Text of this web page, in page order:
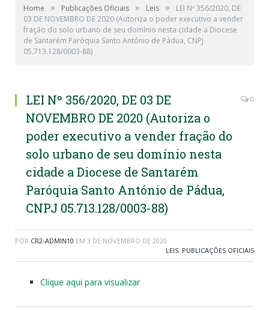
Home » Publicações Oficiais » Leis »
LEI Nº 356/2020, DE
03 DE NOVEMBRO DE 2020 (Autoriza o poder executivo a vender
fração do solo urbano de seu domínio nesta cidade a Diocese
de Santarém Paróquia Santo António de Pádua, CNPJ
05.713.128/0003-88)
LEI Nº 356/2020, DE 03 DE
NOVEMBRO DE 2020 (Autoriza o
poder executivo a vender fração do
solo urbano de seu domínio nesta
cidade a Diocese de Santarém
Paróquia Santo António de Pádua,
CNPJ 05.713.128/0003-88)
0
POR CR2-ADMIN10 EM 3 DE NOVEMBRO DE 2020
LEIS, PUBLICAÇÕES OFICIAIS
Clique aqui para visualizar